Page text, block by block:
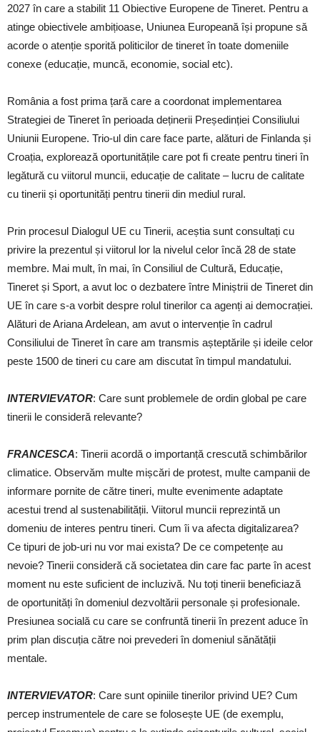
2027 în care a stabilit 11 Obiective Europene de Tineret. Pentru a
atinge obiectivele ambițioase, Uniunea Europeană își propune să
acorde o atenție sporită politicilor de tineret în toate domeniile
conexe (educație, muncă, economie, social etc).
România a fost prima țară care a coordonat implementarea
Strategiei de Tineret în perioada deținerii Președinției Consiliului
Uniunii Europene. Trio-ul din care face parte, alături de Finlanda și
Croația, explorează oportunitățile care pot fi create pentru tineri în
legătură cu viitorul muncii, educație de calitate – lucru de calitate
cu tinerii și oportunități pentru tinerii din mediul rural.
Prin procesul Dialogul UE cu Tinerii, aceștia sunt consultați cu
privire la prezentul și viitorul lor la nivelul celor încă 28 de state
membre. Mai mult, în mai, în Consiliul de Cultură, Educație,
Tineret și Sport, a avut loc o dezbatere între Miniștrii de Tineret din
UE în care s-a vorbit despre rolul tinerilor ca agenți ai democrației.
Alături de Ariana Ardelean, am avut o intervenție în cadrul
Consiliului de Tineret în care am transmis așteptările și ideile celor
peste 1500 de tineri cu care am discutat în timpul mandatului.
INTERVIEVATOR: Care sunt problemele de ordin global pe care
tinerii le consideră relevante?
FRANCESCA: Tinerii acordă o importanță crescută schimbărilor
climatice. Observăm multe mișcări de protest, multe campanii de
informare pornite de către tineri, multe evenimente adaptate
acestui trend al sustenabilității. Viitorul muncii reprezintă un
domeniu de interes pentru tineri. Cum îi va afecta digitalizarea?
Ce tipuri de job-uri nu vor mai exista? De ce competențe au
nevoie? Tinerii consideră că societatea din care fac parte în acest
moment nu este suficient de incluzivă. Nu toți tinerii beneficiază
de oportunități în domeniul dezvoltării personale și profesionale.
Presiunea socială cu care se confruntă tinerii în prezent aduce în
prim plan discuția către noi prevederi în domeniul sănătății
mentale.
INTERVIEVATOR: Care sunt opiniile tinerilor privind UE? Cum
percep instrumentele de care se folosește UE (de exemplu,